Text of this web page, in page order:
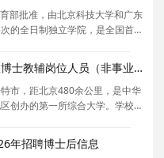
部批准，由北京科技大学和广东
的全日制独立学院，是全国首
之一。学校位于天津市宝坻区
万平方米
内蒙古大学2026年招聘32名控制数博士教辅岗位人员（非事业编制）公告
市，距北京480余公里，是中华
创办的第一所综合大学。学校
主席乌兰夫任首任校长。学校
国88所重点
年招聘博士后信息